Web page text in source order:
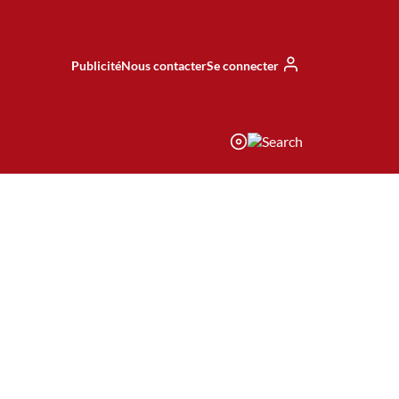
PublicitéNous contacterSe connecter